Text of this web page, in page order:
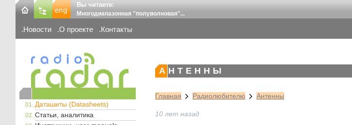
Вы читаете:
Многодиапазонная "полуволновая"...
Новости О проекте Контакты
Даташиты (Datasheets)
Статьи, аналитика
АНТЕННЫ
Главная Радиолюбителю Антенны
10 лет назад